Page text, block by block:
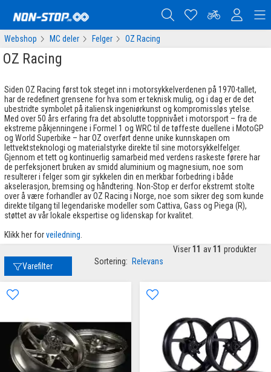
Webshop MC deler Felger OZ Racing
OZ Racing
Siden OZ Racing først tok steget inn i motorsykkelverdenen på 1970-tallet,
har de redefinert grensene for hva som er teknisk mulig, og i dag er de det
ubestridte symbolet på italiensk ingeniørkunst og kompromissløs ytelse.
Med over 50 års erfaring fra det absolutte toppnivået i motorsport – fra de
ekstreme påkjenningene i Formel 1 og WRC til de tøffeste duellene i MotoGP
og World Superbike – har OZ overført denne unike kunnskapen om
lettvektsteknologi og materialstyrke direkte til sine motorsykkelfelger.
Gjennom et tett og kontinuerlig samarbeid med verdens raskeste førere har
de perfeksjonert bruken av smidd aluminium og magnesium, noe som
resulterer i felger som gir sykkelen din en merkbar forbedring i både
akselerasjon, bremsing og håndtering. Non-Stop er derfor ekstremt stolte
over å være forhandler av OZ Racing i Norge, noe som sikrer deg som kunde
direkte tilgang til legendariske modeller som Cattiva, Gass og Piega (R),
støttet av vår lokale ekspertise og lidenskap for kvalitet.
Klikk her forveiledning
Varefilter Sortering: Relevans
Viser 11 av 11 produkter